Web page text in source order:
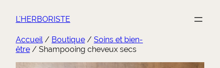
L'HERBORISTE
Accueil/ Boutique / Soins et bien-
être / Shampooing cheveux secs